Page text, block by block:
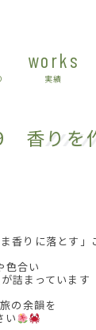
works
実績
香りを
香りに落とす」
色合い
詰まっています
の余韻を
い